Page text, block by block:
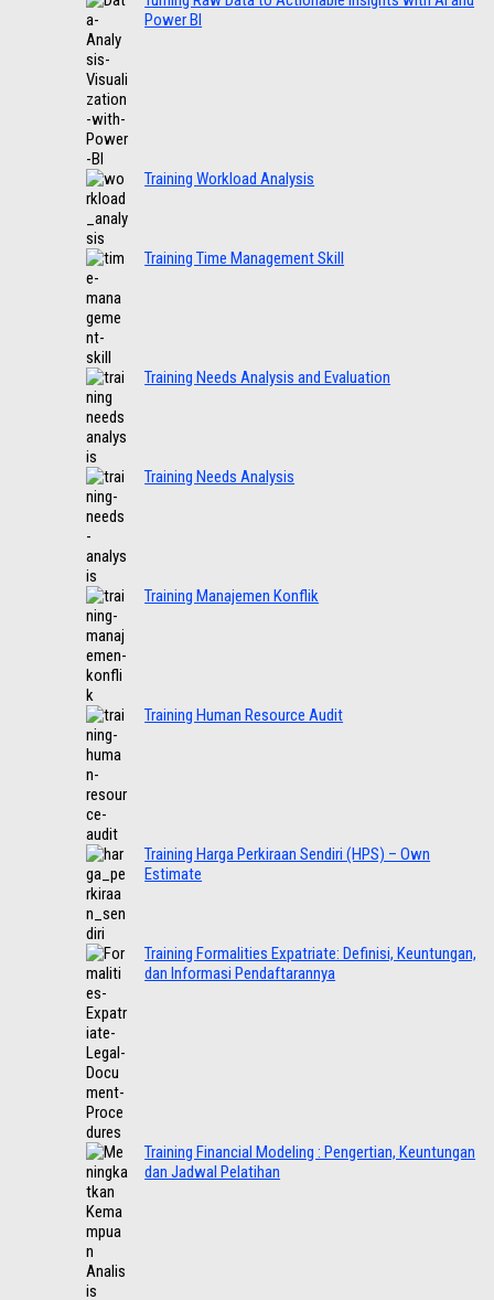
Power BI
Training Workload Analysis
Training Time Management Skill
Training Needs Analysis and Evaluation
Training Needs Analysis
Training Manajemen Konflik
Training Human Resource Audit
Training Harga Perkiraan Sendiri (HPS) – Own
Estimate
Training Formalities Expatriate: Definisi, Keuntungan,
dan Informasi Pendaftarannya
Training Financial Modeling : Pengertian, Keuntungan
dan Jadwal Pelatihan